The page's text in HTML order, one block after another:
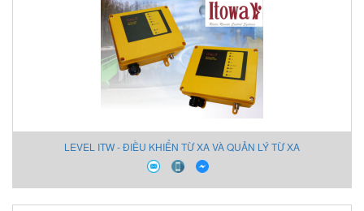
LEVEL ITW - ĐIỀU KHIỂN TỪ XA VÀ QUẢN LÝ TỪ XA